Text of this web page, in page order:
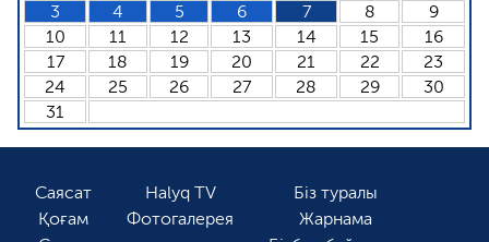
3
4 5 6 7 8
9
10
11 12 13 14 15
16
17
18 19 20 21 22
23
24
25 26 27 28 29
30
31
Саясат
Қоғам
Halyq TV
Фотогалерея
Біз туралы
Жарнама